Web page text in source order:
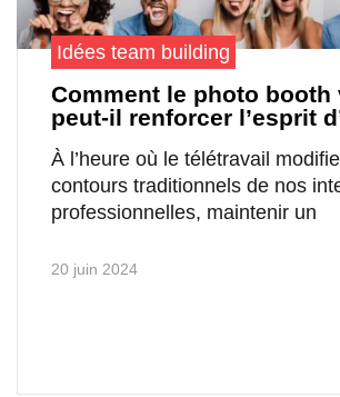
Idées team building
Comment le photo booth
peut-il renforcer l’esprit
À l’heure où le télétravail
contours traditionnels de nos
professionnelles, maintenir un
20 juin 2024